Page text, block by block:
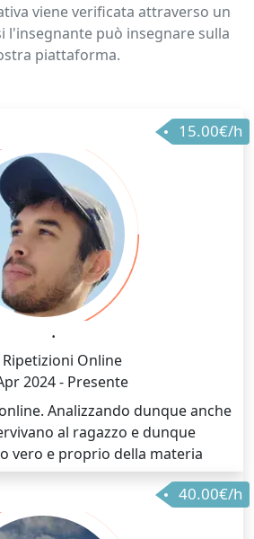
viene verificata attraverso un
l'insegnante può insegnare sulla
piattaforma.
15.00€/h
.
Online
2024 - Presente
Analizzando dunque anche
al ragazzo e dunque
vero e proprio della materia
40.00€/h